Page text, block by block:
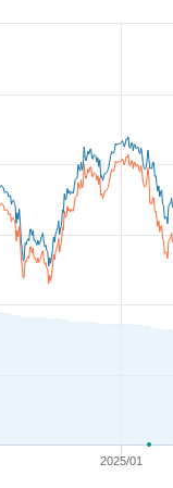
2025/01